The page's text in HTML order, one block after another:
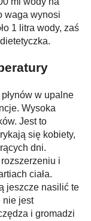
waga wynosi
1 litra wody, zaś
w upalne
Wysoka
Jest to
się kobiety,
dni.
i
ciała.
jeszcze nasilić te
nie jest
i gromadzi